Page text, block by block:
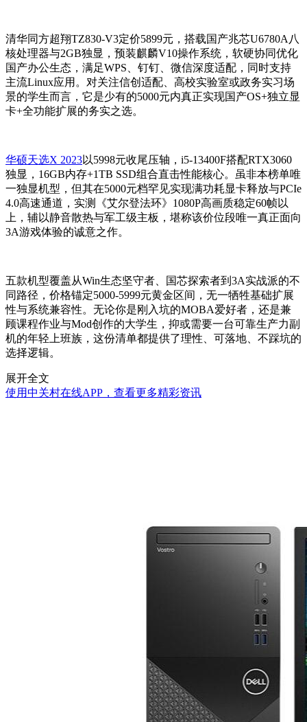
清华同方超翔TZ830-V3定价5899元，搭载国产兆芯U6780A八
核处理器与2GB独显，预装麒麟V10操作系统，软硬协同优化
国产办公生态，满足WPS、钉钉、微信深度适配，同时支持
主流Linux应用。对关注信创适配、高校实验室或政务实习场
景的学生而言，它是少有的5000元内真正实现国产OS+独立显
卡+全功能扩展的务实之选。
华硕天选X 2023以5998元收尾压轴，i5-13400F搭配RTX3060
独显，16GB内存+1TB SSD组合直击性能核心。虽非本榜单唯
一独显机型，但其在5000元档罕见实现满功耗显卡释放与PCIe
4.0高速通道，实测《艾尔登法环》1080P高画质稳定60帧以
上，辅以静音散热与军工级主板，堪称该价位段唯一真正面向
3A游戏体验的诚意之作。
五款机型覆盖从Win生态坚守者、国芯探索者到3A实战派的不
同路径，价格锚定5000-5999元黄金区间，无一牺牲基础扩展
性与系统兼容性。无论你是刚入坑的MOBA爱好者，还是兼
顾课程作业与Mod创作的大学生，抑或需要一台可靠生产力副
机的年轻上班族，这份清单都提供了理性、可落地、不踩坑的
选择逻辑。
展开全文
使用中关村在线APP，查看更多精彩资讯